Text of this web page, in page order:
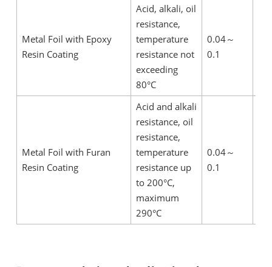
Metal Foil with Epoxy
Resin Coating
Acid, alkali, oil
resistance,
temperature
resistance not
exceeding
80°C
0.04～
0.1
Metal Foil with Furan
Resin Coating
Acid and alkali
resistance, oil
resistance,
temperature
resistance up
to 200°C,
maximum
290°C
0.04～
0.1